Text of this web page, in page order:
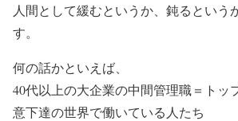
人間として緩むというか、鈍るとい
す。
何の話かといえば、
40代以上の大企業の中間管理職＝トッ
意下達の世界で働いている人たち